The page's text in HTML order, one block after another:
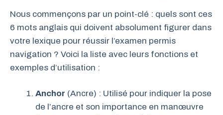
Nous commençons par un point-clé : quels sont ces
6 mots anglais qui doivent absolument figurer dans
votre lexique pour réussir l’examen permis
navigation ? Voici la liste avec leurs fonctions et
exemples d’utilisation :
Anchor (Ancre) : Utilisé pour indiquer la pose
de l’ancre et son importance en manœuvre